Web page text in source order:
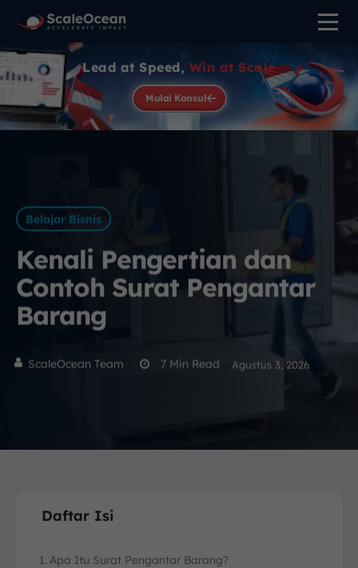
Lead at Speed, Win at Scale
Mulai Konsul
Belajar Bisnis
Kenali Pengertian dan
Contoh Surat Pengantar
Barang
ScaleOcean Team 7 Min Read Agustus 3, 2026
Daftar Isi
1. Apa Itu Surat Pengantar Barang?